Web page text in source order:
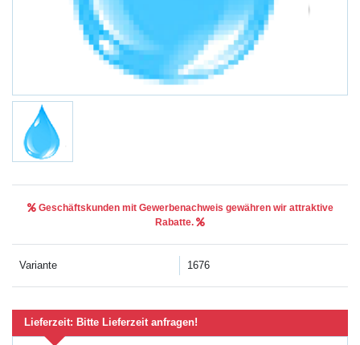
Geschäftskunden mit Gewerbenachweis gewähren wir attraktive
Rabatte.
Variante 1676
Lieferzeit: Bitte Lieferzeit anfragen!